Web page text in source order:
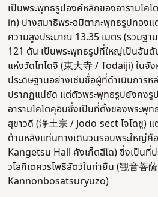
เป็นพระพุทธรูปองค์หลักของอารามโค
in) ปางสมาธิพระอมิตาภะพุทธรูปทอง
ความสูงประมาณ 13.35 เมตร (รวมฐา
121 ตัน เป็นพระพุทธรูปที่ใหญ่เป็นอัน
แห่งวัดโทไดจิ (東大寺 / Todaiji) ในจั
ประดิษฐานอย่างเช่นชื่อผู้ที่ดำเนินการ
ปรากฏแน่ชัด แต่ตัวพระพุทธรูปยังคงรู
อารามโคโตคุอินซึ่งเป็นที่ตั้งของพระพุ
สุขาวดี (浄土宗 / Jodo-sect โจโดชู)
ด้านหลังแท่นทางเดินวนรอบพระใหญ่
Kangetsu Hall คังเก็ตสึโด) ซึ่งเป็นที่
วโลกิเตศวรโพธิสัตว์ในท่ายืน (観音菩
Kannonbosatsuryuzo)